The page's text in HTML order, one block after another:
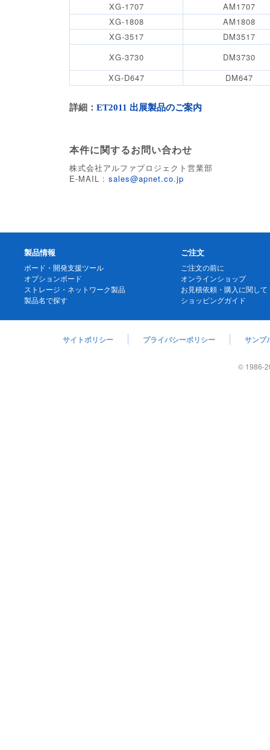
XG-1707
AM1707
XG-1808
AM1808
XG-3517
DM3517
XG-3730
DM3730
XG-D647
DM647
詳細： ET2011 出展製品のご案内
本件に関するお問い合わせ
株式会社アルファプロジェクト営業部
E-MAIL : sales@apnet.co.jp
製品情報
ボード・開発支援ツール
オプションボード
ストレージ・ネットワーク製品
製品名で探す
ご注文
ご注文の前に
オンラインショップ
お見積依頼・購入に関して
ショッピングガイド
サイトポリシー プライバシーポリシー サンプ
© 1986-